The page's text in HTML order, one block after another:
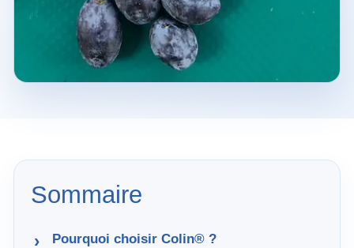
Sommaire
Pourquoi choisir Colin® ?